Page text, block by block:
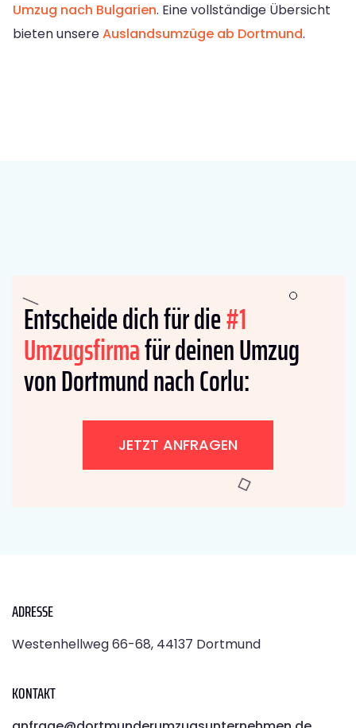
Umzug nach Bulgarien. Eine vollständige Übersicht
bieten unsereAuslandsumzüge ab Dortmund.
Entscheide dich für die#1
Umzugsfirmafür deinen Umzug
von Dortmund nach Corlu:
JETZT ANFRAGEN
ADRESSE
Westenhellweg 66-68, 44137 Dortmund
KONTAKT